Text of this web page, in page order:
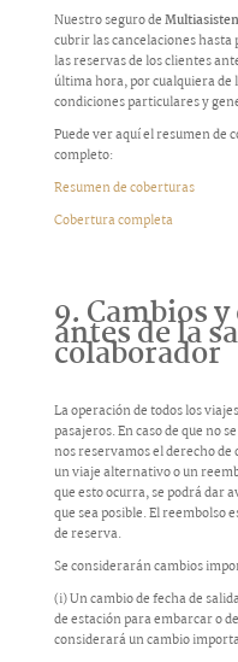
Nuestro seguro de
cubrir las cancelaciones hasta
las reservas de los clientes
última hora, por cualquiera de
condiciones particulares y
Puede ver aquí el resumen de
completo:
Resumen de coberturas
Cobertura completa
9. Cambios
antes de la
colaborador
La operación de todos los
pasajeros. En caso de que no
nos reservamos el derecho
un viaje alternativo o un
que esto ocurra, se podrá dar
que sea posible. El reembolso
de reserva.
Se considerarán cambios
(i) Un cambio de fecha de
de estación para embarcar o
considerará un cambio